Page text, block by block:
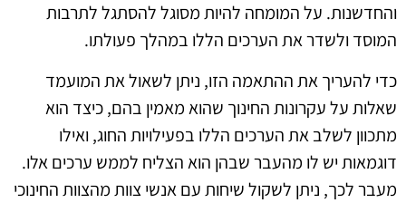
והחדשנות. על המומחה להיות מסוגל להסתגל לתרבות
המוסד ולשדר את הערכים הללו במהלך פעולתו.
כדי להעריך את ההתאמה הזו, ניתן לשאול את המועמד
שאלות על עקרונות החינוך שהוא מאמין בהם, כיצד הוא
מתכוון לשלב את הערכים הללו בפעילויות החוג, ואילו
דוגמאות יש לו מהעבר שבהן הוא הצליח לממש ערכים אלו.
מעבר לכך, ניתן לשקול שיחות עם אנשי צוות מהצוות החינוכי